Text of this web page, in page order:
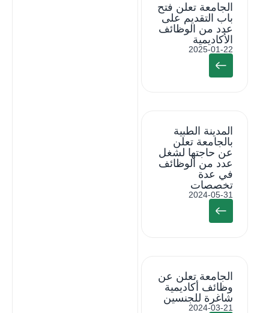
الجامعة تعلن فتح
باب التقديم على
عدد من الوظائف
الأكاديمية
2025-01-22
المدينة الطبية
بالجامعة تعلن
عن حاجتها لشغل
عدد من الوظائف
في عدة
تخصصات
2024-05-31
الجامعة تعلن عن
وظائف أكاديمية
شاغرة للجنسين
2024-03-21